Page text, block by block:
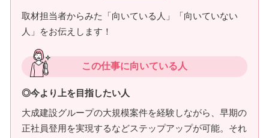
取材担当者からみた「向いている人」「向いていない
人」をお伝えします！
この仕事に向いている人
◎今より上を目指したい人
大成建設グループの大規模案件を経験しながら、早期の
正社員登用を実現するなどステップアップが可能。それ